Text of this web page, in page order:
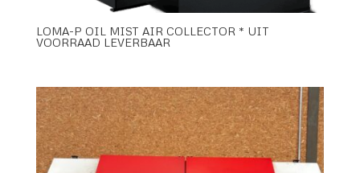
LOMA-P OIL MIST AIR COLLECTOR * UIT
VOORRAAD LEVERBAAR